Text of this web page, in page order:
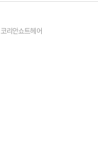
코리안쇼트헤어